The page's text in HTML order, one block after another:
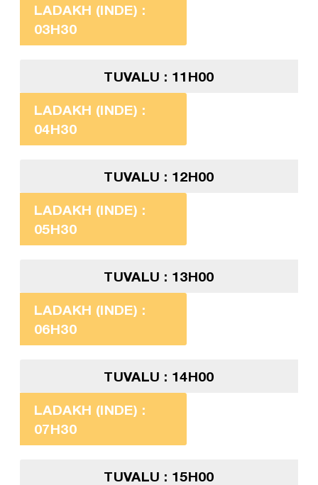
LADAKH (INDE) :
03H30
TUVALU : 11H00
LADAKH (INDE) :
04H30
TUVALU : 12H00
LADAKH (INDE) :
05H30
TUVALU : 13H00
LADAKH (INDE) :
06H30
TUVALU : 14H00
LADAKH (INDE) :
07H30
TUVALU : 15H00